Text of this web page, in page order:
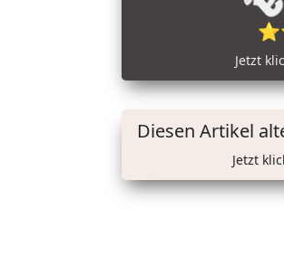
Jetzt
Diesen Artikel
Jetzt